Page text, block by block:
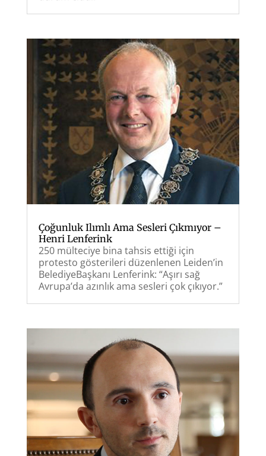
Çoğunluk Ilımlı Ama Sesleri Çıkmıyor –
Henri Lenferink
250 mülteciye bina tahsis ettiği için
protesto gösterileri düzenlenen Leiden’in
BelediyeBaşkanı Lenferink: “Aşırı sağ
Avrupa’da azınlık ama sesleri çok çıkıyor.”